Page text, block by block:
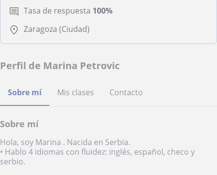
Tasa de respuesta 100%
Zaragoza (Ciudad)
Perfil de Marina Petrovic
Sobre mí Mis clases Contacto
Sobre mí
Hola, soy Marina . Nacida en Serbia.
• Hablo 4 idiomas con fluidez: inglés, español, checo y
serbio.